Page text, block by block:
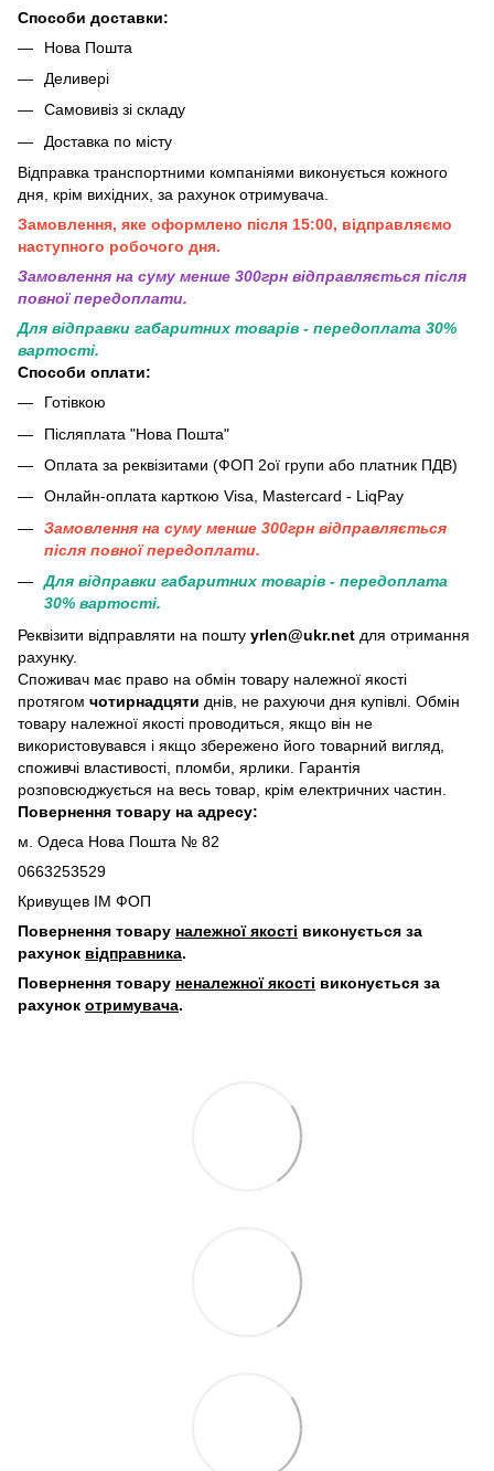
Способи доставки:
Нова Пошта
Деливері
Самовивіз зі складу
Доставка по місту
Відправка транспортними компаніями виконується кожного
дня, крім вихідних, за рахунок отримувача.
Замовлення, яке оформлено після 15:00, відправляємо
наступного робочого дня.
Замовлення на суму менше 300грн вiдправляється пiсля
повної передоплати.
Для відправки габаритних товарів - передоплата 30%
вартості.
Способи оплати:
Готівкою
Післяплата "Нова Пошта"
Оплата за реквізитами (ФОП 2ої групи або платник ПДВ)
Онлайн-оплата карткою Visa, Mastercard - LiqPay
Замовлення на суму менше 300грн вiдправляється
пiсля повної передоплати.
Для відправки габаритних товарів - передоплата
30% вартості.
Реквізити відправляти на пошту yrlen@ukr.net для отримання
рахунку.
Споживач має право на обмін товару належної якості
протягом чотирнадцяти днів, не рахуючи дня купівлі. Обмін
товару належної якості проводиться, якщо він не
використовувався і якщо збережено його товарний вигляд,
споживчі властивості, пломби, ярлики. Гарантія
розповсюджується на весь товар, крім електричних частин.
Повернення товару на адресу:
м. Одеса Нова Пошта № 82
0663253529
Кривущев ІМ ФОП
Повернення товару належної якості виконується за
рахунок відправника.
Повернення товару неналежної якості виконується за
рахунок отримувача.